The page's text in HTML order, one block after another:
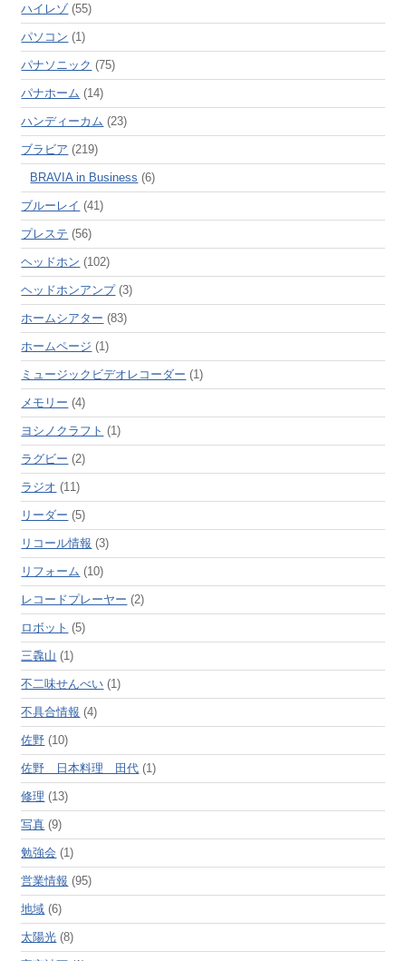
ハイレゾ(55)
パソコン (1)
パナソニック (75)
パナホーム (14)
ハンディーカム (23)
ブラビア (219)
BRAVIA in Business (6)
ブルーレイ (41)
プレステ (56)
ヘッドホン (102)
ヘッドホンアンプ(3)
ホームシアター (83)
ホームページ (1)
ミュージックビデオレコーダー (1)
メモリー (4)
ヨシノクラフト (1)
ラグビー (2)
ラジオ (11)
リーダー (5)
リコール情報 (3)
リフォーム (10)
レコードプレーヤー (2)
ロボット (5)
三毳山 (1)
不二味せんべい (1)
不具合情報 (4)
佐野 (10)
佐野 日本料理 田代 (1)
修理 (13)
写真 (9)
勉強会 (1)
営業情報 (95)
地域 (6)
太陽光 (8)